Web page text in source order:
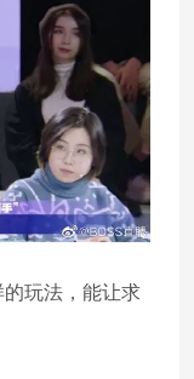
玩法，能让求